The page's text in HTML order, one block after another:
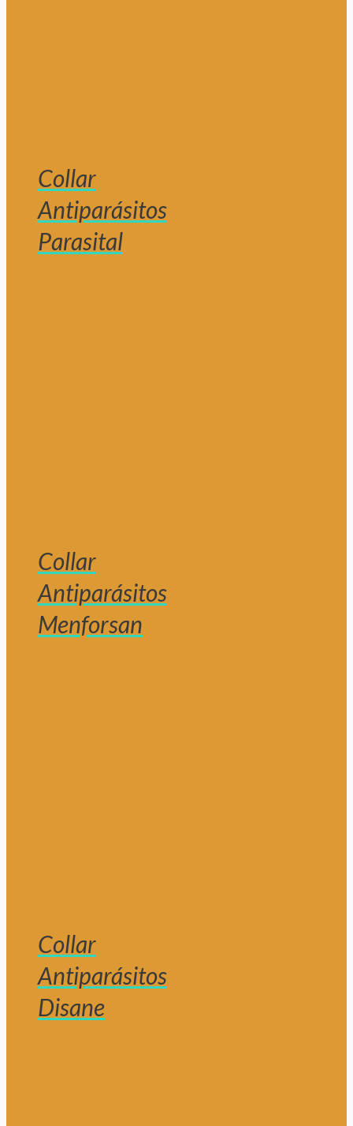
Collar
Antiparásitos
Parasital
Collar
Antiparásitos
Menforsan
Collar
Antiparásitos
Disane